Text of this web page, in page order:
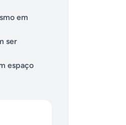
em
ser
espaço